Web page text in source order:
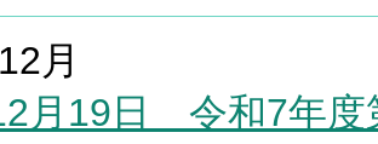
月
月19日 令和7年度